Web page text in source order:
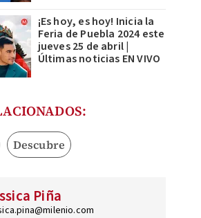
¡Es hoy, es hoy! Inicia la
Feria de Puebla 2024 este
jueves 25 de abril |
Últimas noticias EN VIVO
Descubre
Piña